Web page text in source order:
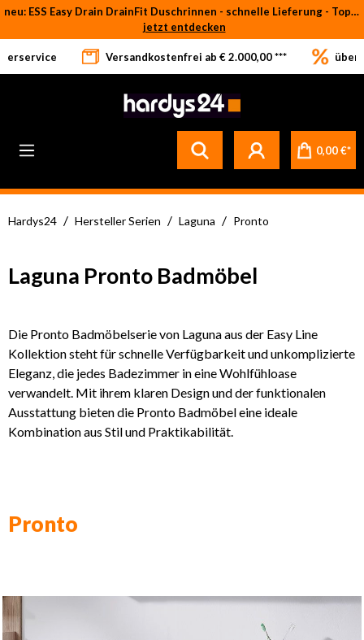
Zum Hauptinhalt springen
neu: ESS Easy Drain DrainFit Duschrinnen - schnelle Lieferung - Top-Preise
jetzt entdecken
Betrifft ausschließlich bei Bestellware-Fliesen: aufgrund der Werksferien in Italien und Spanien kommt es zu Verzögerungen bei der Verladung. Sämtliche Lagerware (sofort verfügbar) sowie alle anderen Produktgruppen versenden wir weiterhin regulär
Versandkostenfrei ab € 2.000,00 *** über
0,00 €*
Hardys24 / Hersteller Serien / Laguna / Pronto
Laguna Pronto Badmöbel
Die Pronto Badmöbelserie von Laguna aus der Easy Line
Kollektion steht für schnelle Verfügbarkeit und unkomplizierte
Eleganz, die jedes Badezimmer in eine Wohlfühloase
verwandelt. Mit ihrem klaren Design und der funktionalen
Ausstattung bieten die Pronto Badmöbel eine ideale
Kombination aus Stil und Praktikabilität.
Pronto